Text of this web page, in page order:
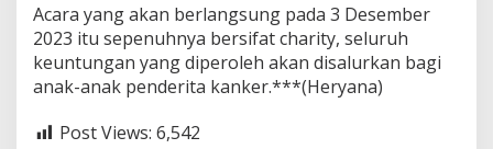
Acara yang akan berlangsung pada 3 Desember
2023 itu sepenuhnya bersifat charity, seluruh
keuntungan yang diperoleh akan disalurkan bagi
anak-anak penderita kanker.***(Heryana)
Post Views: 6,542